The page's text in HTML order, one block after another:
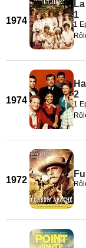
1974
1
1
1974
2
1
1972